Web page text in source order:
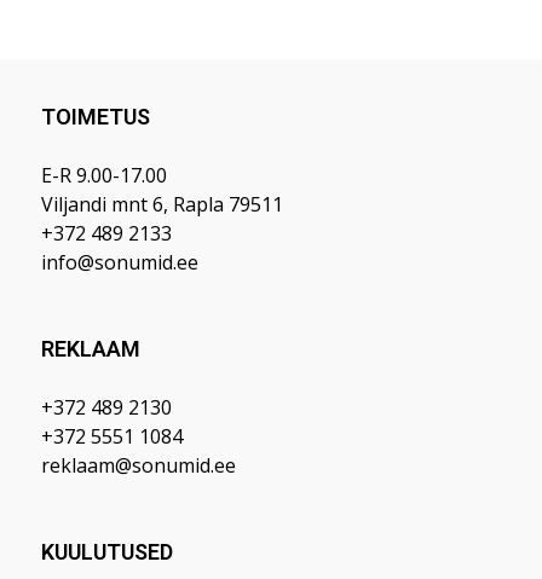
TOIMETUS
E-R 9.00-17.00
Viljandi mnt 6, Rapla 79511
+372 489 2133
info@sonumid.ee
REKLAAM
+372 489 2130
+372 5551 1084
reklaam@sonumid.ee
KUULUTUSED